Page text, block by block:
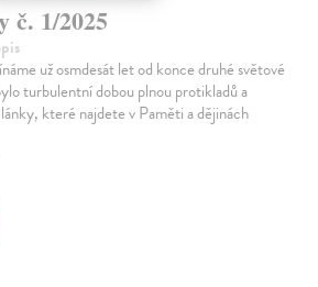
č. 1/2025
už osmdesát let od konce druhé světové
turbulentní dobou plnou protikladů a
které najdete v Paměti a dějinách